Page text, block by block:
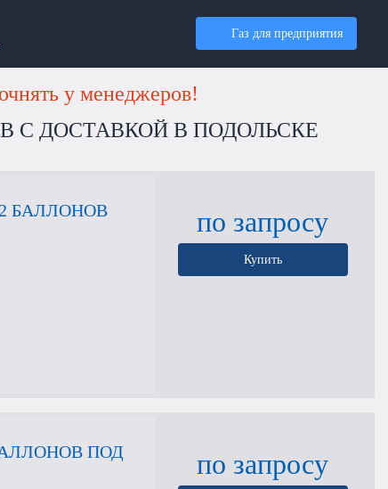
Газ для предприятия
у менеджеров!
С ДОСТАВКОЙ В ПОДОЛЬСКЕ
БАЛЛОНОВ
по запросу
Купить
ПОД
по запросу